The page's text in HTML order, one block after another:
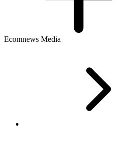
Ecomnews Media